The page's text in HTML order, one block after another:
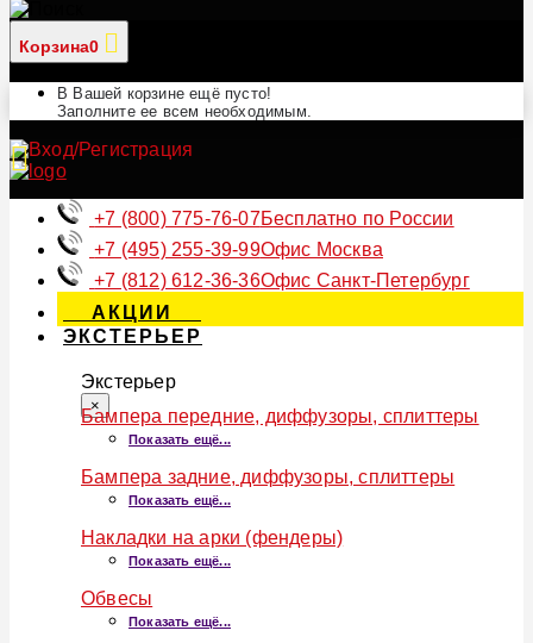
Корзина0
В Вашей корзине ещё пусто!
Заполните ее всем необходимым.
+7 (800) 775-76-07Бесплатно по России
+7 (495) 255-39-99Офис Москва
+7 (812) 612-36-36Офис Санкт-Петербург
АКЦИИ
ЭКСТЕРЬЕР
Экстерьер
×
Бампера передние, диффузоры, сплиттеры
Показать ещё...
Бампера задние, диффузоры, сплиттеры
Показать ещё...
Накладки на арки (фендеры)
Показать ещё...
Обвесы
Показать ещё...